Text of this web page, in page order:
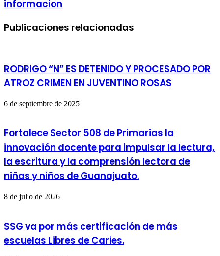
informacion
Publicaciones relacionadas
RODRIGO “N” ES DETENIDO Y PROCESADO POR
ATROZ CRIMEN EN JUVENTINO ROSAS
6 de septiembre de 2025
Fortalece Sector 508 de Primarias la
innovación docente para impulsar la lectura,
la escritura y la comprensión lectora de
niñas y niños de Guanajuato.
8 de julio de 2026
SSG va por más certificación de más
escuelas Libres de Caries.